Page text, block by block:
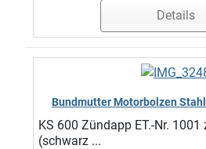
Details
Bundmutter Motorbolzen
KS 600 Zündapp ET.-Nr.
(schwarz ...